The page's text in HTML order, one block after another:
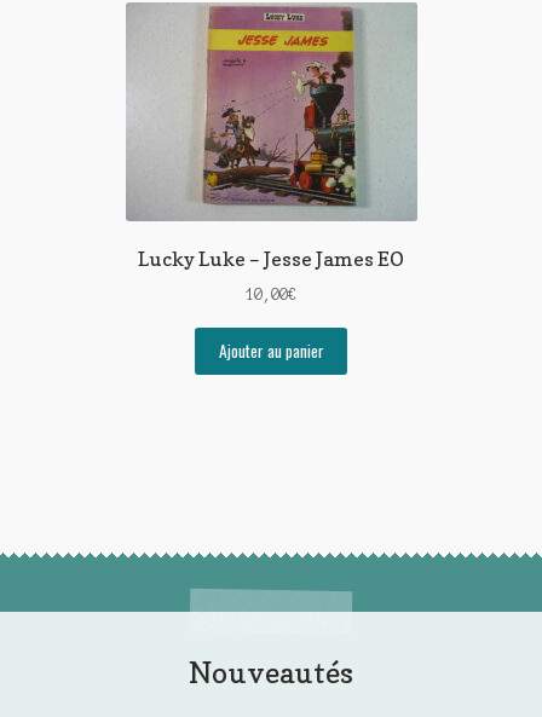
Lucky Luke – Jesse James EO
10,00€
Ajouter au panier
Nouveautés